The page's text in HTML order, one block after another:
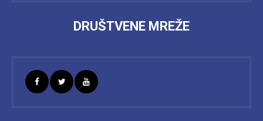
DRUŠTVENE MREŽE